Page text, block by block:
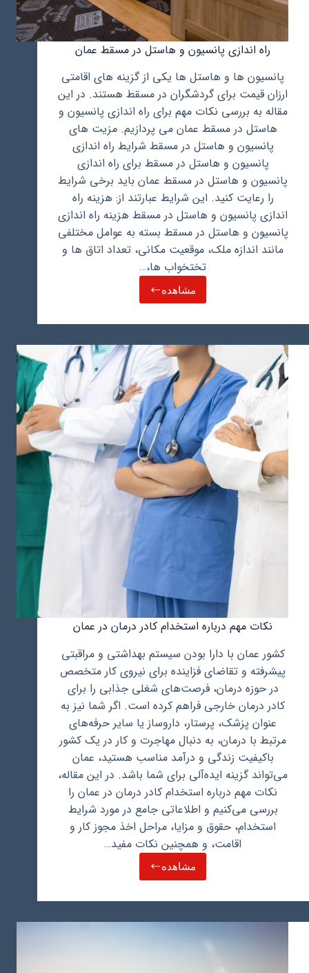
راه اندازی پانسیون و هاستل در مسقط عمان
پانسیون ها و هاستل ها یکی از گزینه های اقامتی
ارزان قیمت برای گردشگران در مسقط هستند. در این
مقاله به بررسی نکات مهم برای راه اندازی پانسیون و
هاستل در مسقط عمان می پردازیم. مزیت های
پانسیون و هاستل در مسقط شرایط راه اندازی
پانسیون و هاستل در مسقط برای راه اندازی
پانسیون و هاستل در مسقط عمان باید برخی شرایط
را رعایت کنید. این شرایط عبارتند از: هزینه راه
اندازی پانسیون و هاستل در مسقط هزینه راه اندازی
پانسیون و هاستل در مسقط بسته به عوامل مختلفی
مانند اندازه ملک، موقعیت مکانی، تعداد اتاق ها و
تختخواب ها،…
مشاهده
راه
پانسیون
هاستل
در
مسقط
عمان
نکات مهم درباره استخدام کادر درمان در عمان
کشور عمان با دارا بودن سیستم بهداشتی و مراقبتی
پیشرفته و تقاضای فزاینده برای نیروی کار متخصص
در حوزه درمان، فرصت‌های شغلی جذابی را برای
کادر درمان خارجی فراهم کرده است. اگر شما نیز به
عنوان پزشک، پرستار، داروساز یا سایر حرفه‌های
مرتبط با درمان، به دنبال مهاجرت و کار در یک کشور
باکیفیت زندگی و درآمد مناسب هستید، عمان
می‌تواند گزینه ایده‌آلی برای شما باشد. در این مقاله،
نکات مهم درباره استخدام کادر درمان در عمان را
بررسی می‌کنیم و اطلاعاتی جامع در مورد شرایط
استخدام، حقوق و مزایا، مراحل اخذ مجوز کار و
اقامت، و همچنین نکات مفید…
مشاهدهنکات
مهم
درباره
کادر